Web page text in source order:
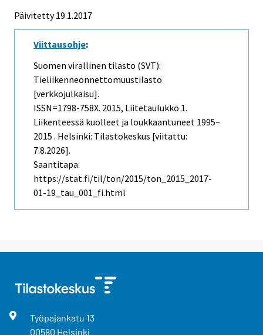
Päivitetty 19.1.2017
Viittausohje:
Suomen virallinen tilasto (SVT):
Tieliikenneonnettomuustilasto
[verkkojulkaisu].
ISSN=1798-758X. 2015, Liitetaulukko 1.
Liikenteessä kuolleet ja loukkaantuneet 1995–
2015 . Helsinki: Tilastokeskus [viitattu:
7.8.2026].
Saantitapa:
https://stat.fi/til/ton/2015/ton_2015_2017-
01-19_tau_001_fi.html
Työpajankatu 13
00580 Helsinki